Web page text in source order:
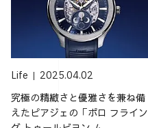
Life 2025.04.02
究極の精緻さと優雅さを兼ね備
えたピアジェの「ポロ フライン